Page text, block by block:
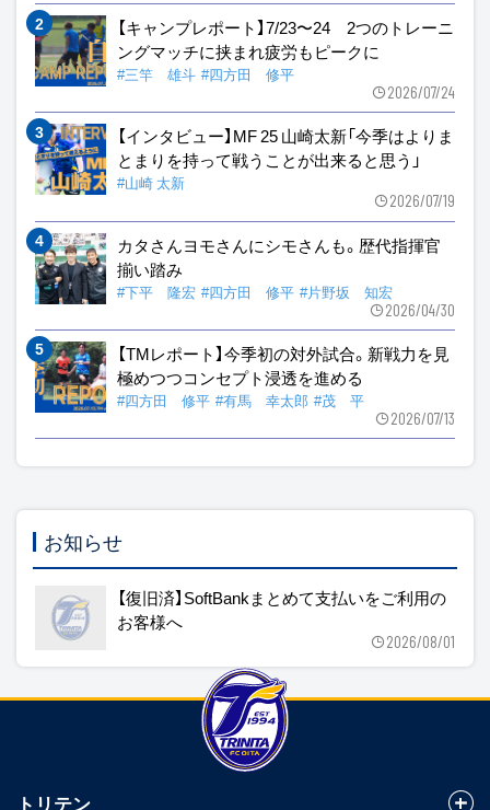
【キャンプレポート】7/23〜24 2つのトレーニ
ングマッチに挟まれ疲労もピークに
#三竿 雄斗 #四方田 修平
2026/07/24
【インタビュー】MF 25 山崎太新「今季はよりま
とまりを持って戦うことが出来ると思う」
#山崎 太新
2026/07/19
カタさんヨモさんにシモさんも。歴代指揮官
揃い踏み
#下平 隆宏 #四方田 修平 #片野坂 知宏
2026/04/30
【TMレポート】今季初の対外試合。新戦力を見
極めつつコンセプト浸透を進める
#四方田 修平 #有馬 幸太郎 #茂 平
2026/07/13
お知らせ
【復旧済】SoftBankまとめて支払いをご利用の
お客様へ
2026/08/01
トリテン